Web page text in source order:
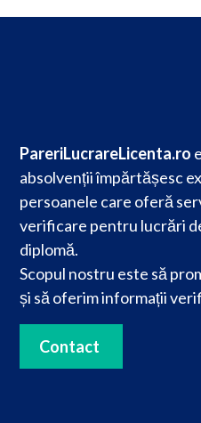
PareriLucrareLicenta.ro
absolvenții împărtășesc
persoanele care oferă
verificare pentru lucrări
diplomă.
Scopul nostru este să
și să oferim informații
Contact